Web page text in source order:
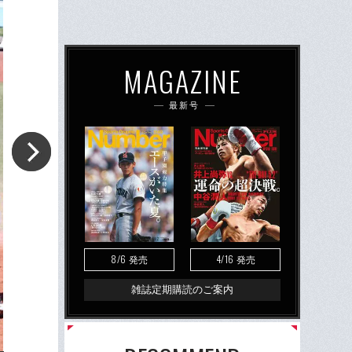
MAGAZINE
最新号
8/6 発売 4/16 発売
雑誌定期購読のご案内